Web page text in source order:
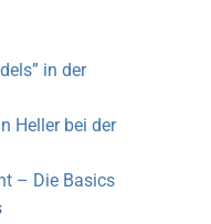
in der
Heller bei der
– Die Basics